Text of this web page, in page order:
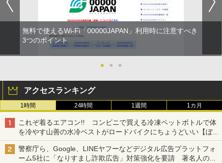
無料で使えるWi-Fi「00000JAPAN」利用時に注意すべき
3つのポイント
● ● ●
アクセスランキング
1時間 24時間 1週間 1カ月
これぞ着るエアコン!! コンビニで買える冷凍ペットボトルで体
を冷やす山善の水冷ベストがロードバイクにちょうどいい【ぼっ
ち・ざ・ろーど！その14】【空いた時間でなにしてる？】
警察庁ら、Google、LINEヤフーなどデジタル広告プラットフォ
ーム5社に「なりすまし詐欺広告」対策強化を要請 著名人の写